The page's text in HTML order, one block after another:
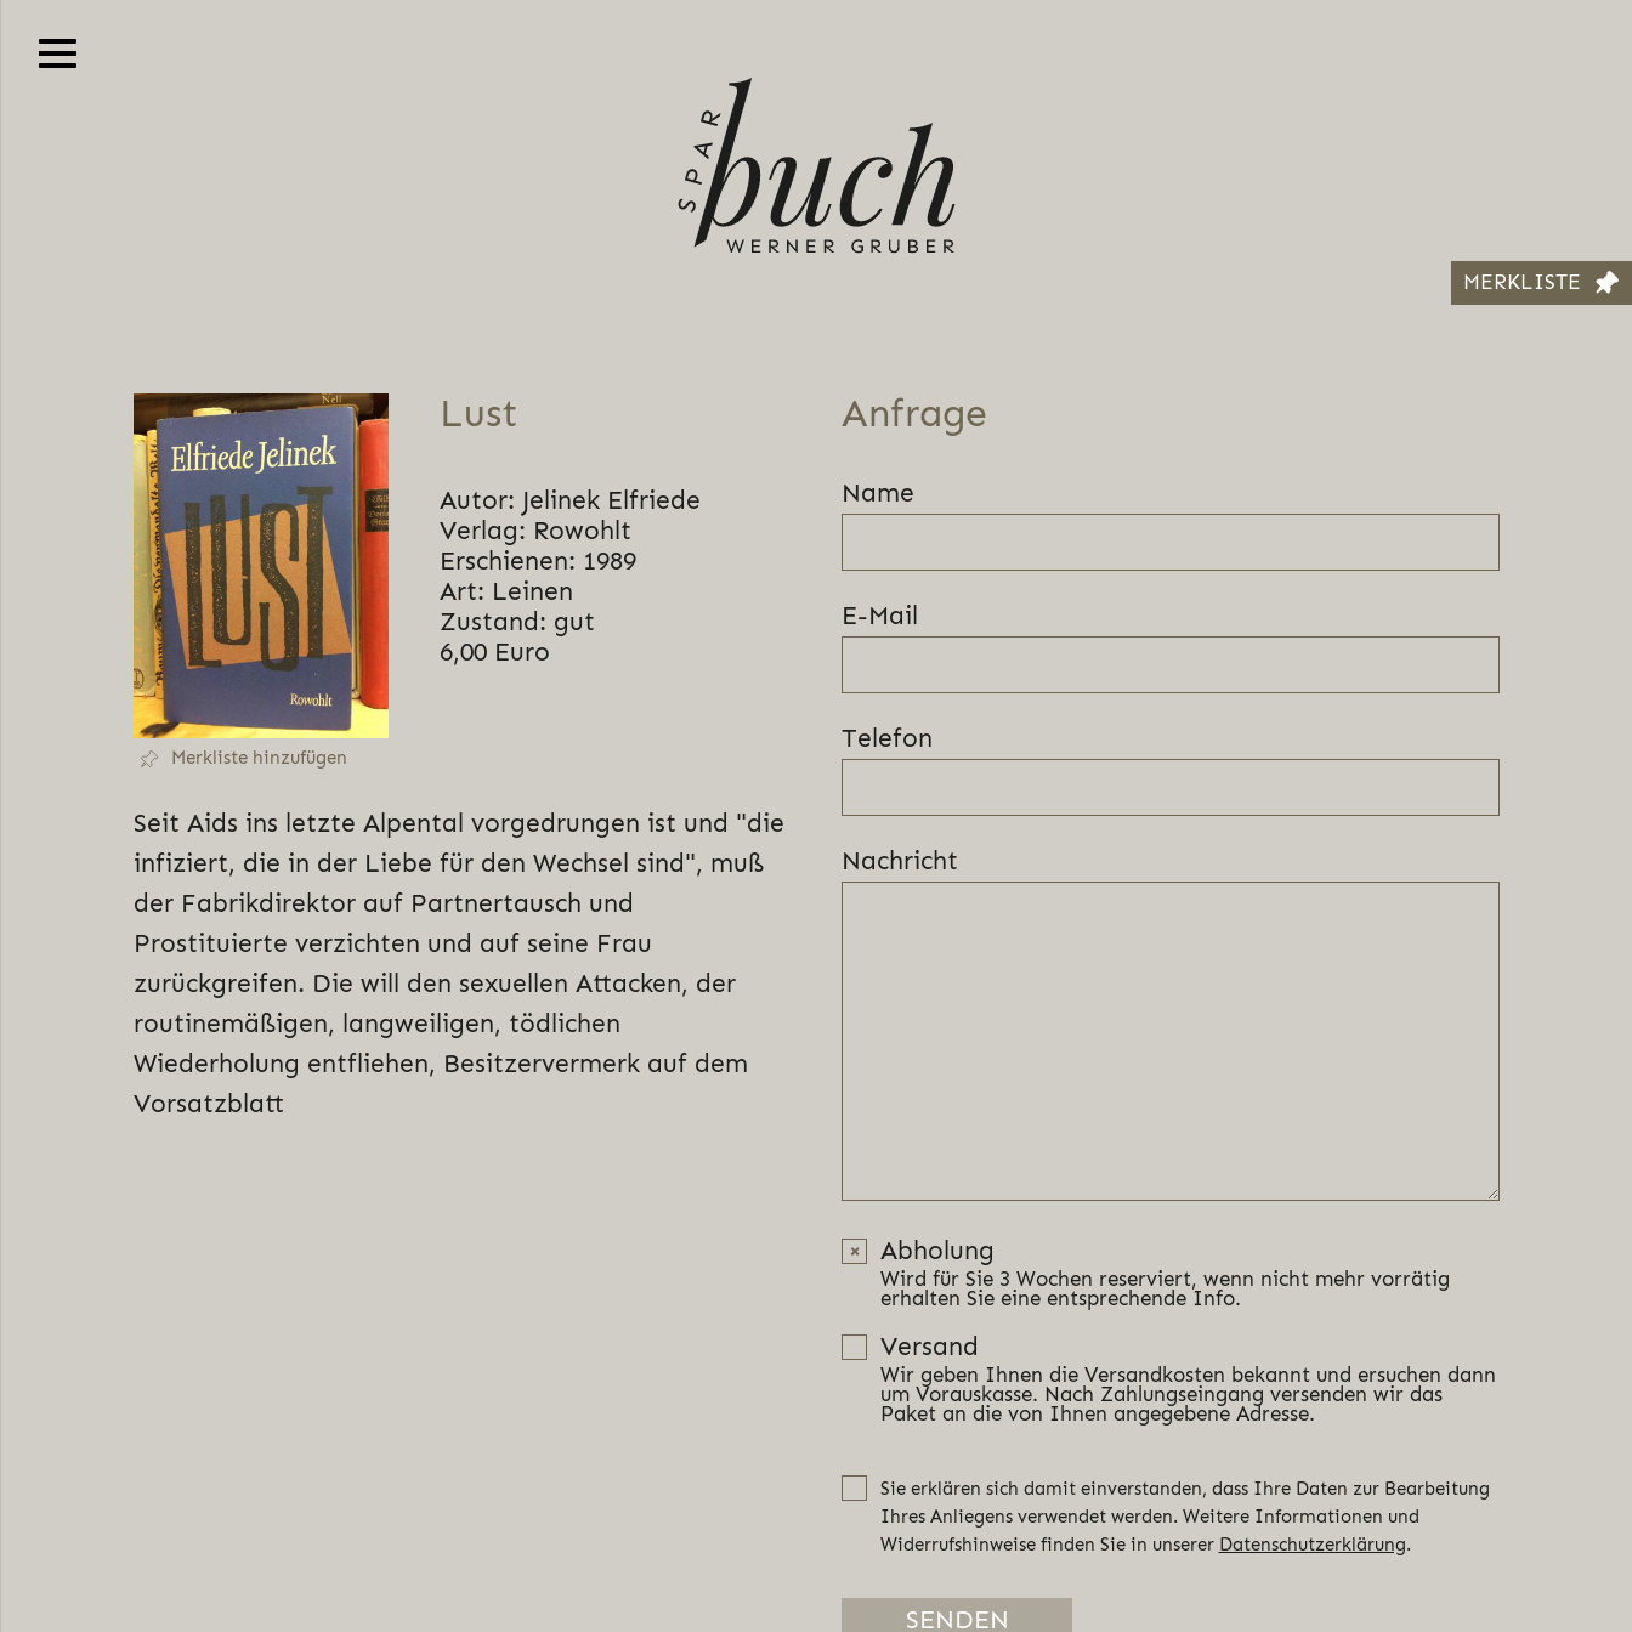
Merkliste hinzufügen
Lust
Autor: Jelinek Elfriede
Verlag: Rowohlt
Erschienen: 1989
Art: Leinen
Zustand: gut
6,00 Euro
Seit Aids ins letzte Alpental vorgedrungen ist und "die
infiziert, die in der Liebe für den Wechsel sind", muß
der Fabrikdirektor auf Partnertausch und
Prostituierte verzichten und auf seine Frau
zurückgreifen. Die will den sexuellen Attacken, der
routinemäßigen, langweiligen, tödlichen
Wiederholung entfliehen, Besitzervermerk auf dem
Vorsatzblatt
Anfrage
Name
E-Mail
Telefon
Nachricht
Abholung
Wird für Sie 3 Wochen reserviert, wenn nicht mehr vorrätig
erhalten Sie eine entsprechende Info.
Versand
Wir geben Ihnen die Versandkosten bekannt und ersuchen dann
um Vorauskasse. Nach Zahlungseingang versenden wir das
Paket an die von Ihnen angegebene Adresse.
Sie erklären sich damit einverstanden, dass Ihre Daten zur Bearbeitung
Ihres Anliegens verwendet werden. Weitere Informationen und
Widerrufshinweise finden Sie in unserer Datenschutzerklärung.
MERKLISTE